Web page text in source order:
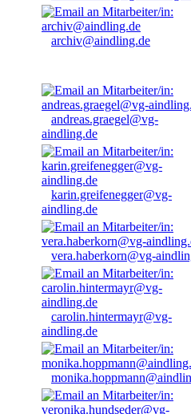
archiv@aindling.de
andreas.graegel@vg-
aindling.de
karin.greifenegger@vg-
aindling.de
vera.haberkorn@vg-
carolin.hintermayr@vg-
aindling.de